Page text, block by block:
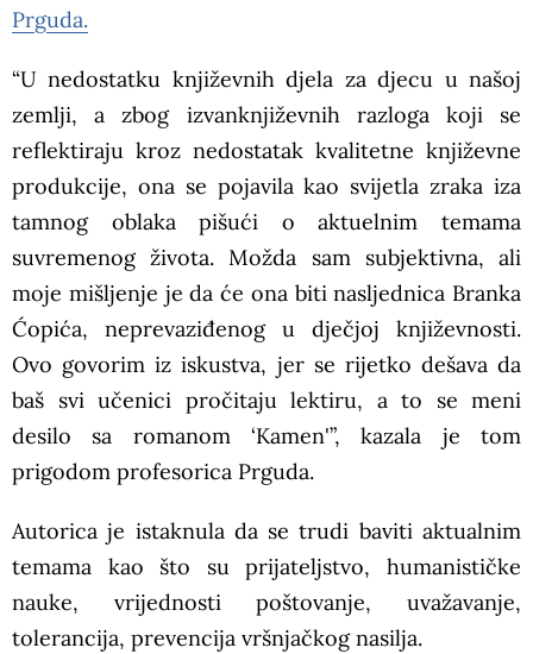
Prguda.
“U nedostatku književnih djela za djecu u našoj
zemlji, a zbog izvanknjiževnih razloga koji se
reflektiraju kroz nedostatak kvalitetne književne
produkcije, ona se pojavila kao svijetla zraka iza
tamnog oblaka pišući o aktuelnim temama
suvremenog života. Možda sam subjektivna, ali
moje mišljenje je da će ona biti nasljednica Branka
Ćopića, neprevaziđenog u dječjoj književnosti.
Ovo govorim iz iskustva, jer se rijetko dešava da
baš svi učenici pročitaju lektiru, a to se meni
desilo sa romanom ‘Kamen'”, kazala je tom
prigodom profesorica Prguda.
Autorica je istaknula da se trudi baviti aktualnim
temama kao što su prijateljstvo, humanističke
nauke, vrijednosti poštovanje, uvažavanje,
tolerancija, prevencija vršnjačkog nasilja.